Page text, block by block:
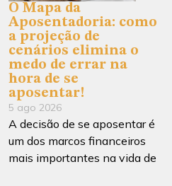
O Mapa da
Aposentadoria: como
a projeção de
cenários elimina o
medo de errar na
hora de se
aposentar!
5 ago 2026
A decisão de se aposentar é
um dos marcos financeiros
mais importantes na vida de